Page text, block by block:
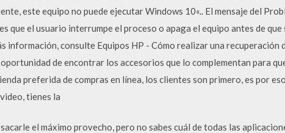
este equipo no puede ejecutar Windows 10«.. El mensaje del
que el usuario interrumpe el proceso o apaga el equipo antes de
información, consulte Equipos HP - Cómo realizar una recuperación
de encontrar los accesorios que lo complementan para
preferida de compras en línea, los clientes son primero, es por
tienes la
el máximo provecho, pero no sabes cuál de todas las